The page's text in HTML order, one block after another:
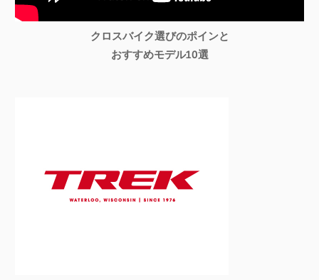
クロスバイク選びのポインと
おすすめモデル10選